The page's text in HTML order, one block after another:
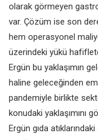
olarak görmeyen
var. Çözüm ise son
hem operasyonel
üzerindeki yükü
Ergün bu yaklaşımın
haline geleceğinden
pandemiyle birlikte
konudaki yaklaşımını
Ergün gıda atıklarındaki